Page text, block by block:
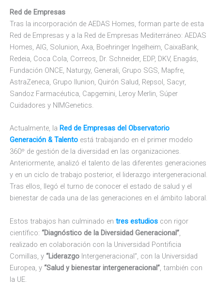
Red de Empresas
Tras la incorporación de AEDAS Homes, forman parte de esta
Red de Empresas y a la Red de Empresas Mediterráneo: AEDAS
Homes, AIG, Solunion, Axa, Boehringer Ingelheim, CaixaBank,
Redeia, Coca Cola, Correos, Dr. Schneider, EDP, DKV, Enagás,
Fundación ONCE, Naturgy, Generali, Grupo SGS, Mapfre,
AstraZeneca, Grupo Ilunion, Quirón Salud, Repsol, Sacyr,
Sandoz Farmacéutica, Capgemini, Leroy Merlin, Súper
Cuidadores y NIMGenetics.
Actualmente, la Red de Empresas del Observatorio
Generación & Talento está trabajando en el primer modelo
360º de gestión de la diversidad en las organizaciones.
Anteriormente, analizó el talento de las diferentes generaciones
y en un ciclo de trabajo posterior, el liderazgo intergeneracional.
Tras ellos, llegó el turno de conocer el estado de salud y el
bienestar de cada una de las generaciones en el ámbito laboral.
Estos trabajos han culminado en tres estudios con rigor
científico: “Diagnóstico de la Diversidad Generacional”
realizado en colaboración con la Universidad Pontificia
Comillas, y “Liderazgo Intergeneracional”, con la Universidad
Europea, y “Salud y bienestar intergeneracional” , también con
la UE.